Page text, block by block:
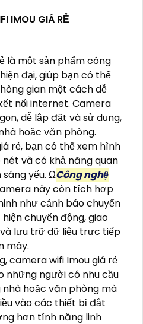
IMOU GIÁ RẺ
là một sản phẩm công
đại, giúp bạn có thể
gian một cách dễ
nối internet. Camera
dễ lắp đặt và sử dụng,
hoặc văn phòng.
rẻ, bạn có thể xem hình
và có khả năng quan
yếu. ΩCông nghệ
này còn tích hợp
như cảnh báo chuyển
chuyển động, giao
lưu trữ dữ liệu trực tiếp
mây.
camera wifi Imou giá rẻ
những người có nhu cầu
hoặc văn phòng mà
vào các thiết bị đắt
hơn tính năng linh